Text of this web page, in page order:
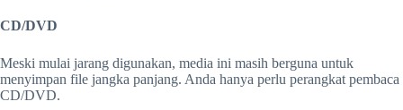
CD/DVD
Meski mulai jarang digunakan, media ini masih berguna untuk
menyimpan file jangka panjang. Anda hanya perlu perangkat pembaca
CD/DVD.